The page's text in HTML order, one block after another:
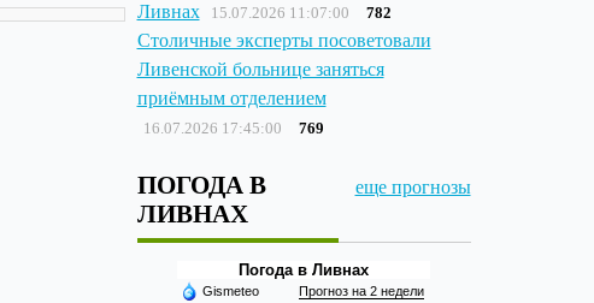
Ливнах
15.07.2026 11:07:00 782
Столичные эксперты посоветовали
Ливенской больнице заняться
приёмным отделением
16.07.2026 17:45:00 769
ПОГОДА В
ЛИВНАХ
еще прогнозы
Погода в Ливнах
Gismeteo Прогноз на 2 недели